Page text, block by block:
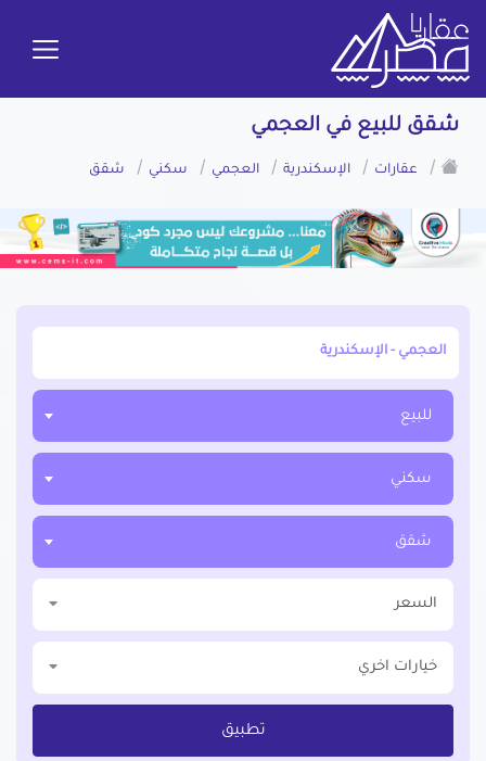
شقق للبيع في العجمي
/
عقارات / الإسكندرية / العجمي / سكني / شقق
أبحث عن مدينة, محافظة, حي
للبيع
سكني
شقق
السعر
خيارات اخري
تطبيق